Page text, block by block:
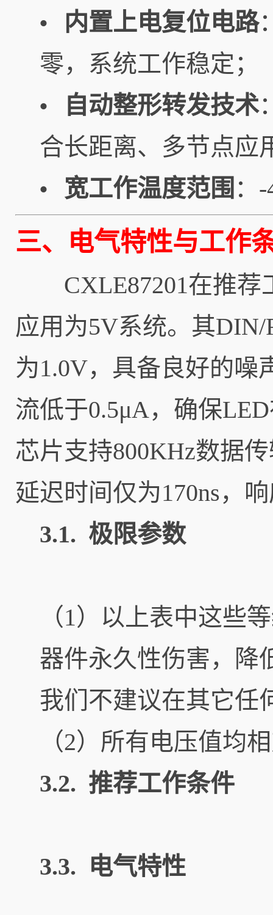
• 内置上电复位电路
零，系统工作稳定；
• 自动整形转发技术
合长距离、多节点应
• 宽工作温度范围 ：
三、电气特性与工作
CXLE87201在推荐
应用为5V系统。其
为1.0V，具备良好的噪
流低于0.5μA，确保
芯片支持800KHz数据
延迟时间仅为170ns，
3.1. 极限参数
（1）以上表中这些
器件永久性伤害，降
我们不建议在其它任
（2）所有电压值均
3.2. 推荐工作条件
3.3. 电气特性